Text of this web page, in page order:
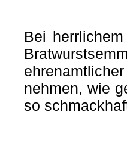
Bei
nehmen, wie
so